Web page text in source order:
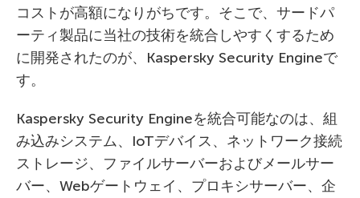
コストが高額になりがちです。そこで、サードパ
ーティ製品に当社の技術を統合しやすくするため
に開発されたのが、Kaspersky Security Engineで
す。
Kaspersky Security Engineを統合可能なのは、組
み込みシステム、IoTデバイス、ネットワーク接続
ストレージ、ファイルサーバーおよびメールサー
バー、Webゲートウェイ、プロキシサーバー、企